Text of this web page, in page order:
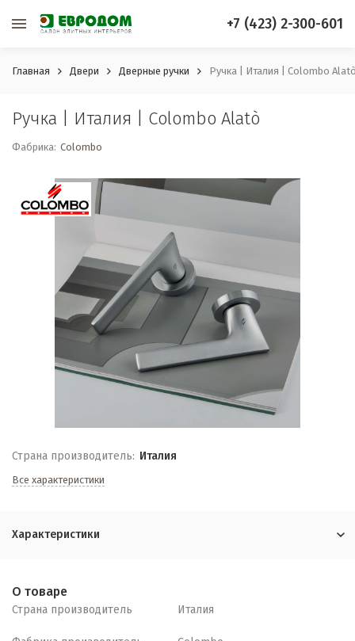
+7 (423) 2-300-601
Главная Двери Дверные ручки Ручка | Италия | Colombo
Ручка | Италия | Colombo Alatò
Фабрика: Colombo
Страна производитель: Италия
Все характеристики
Характеристики
О товаре
Страна производитель Италия